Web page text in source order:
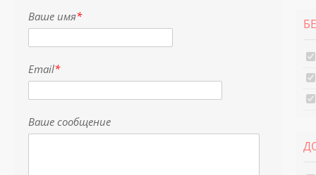
Ваше имя*
Email*
Ваше сообщение